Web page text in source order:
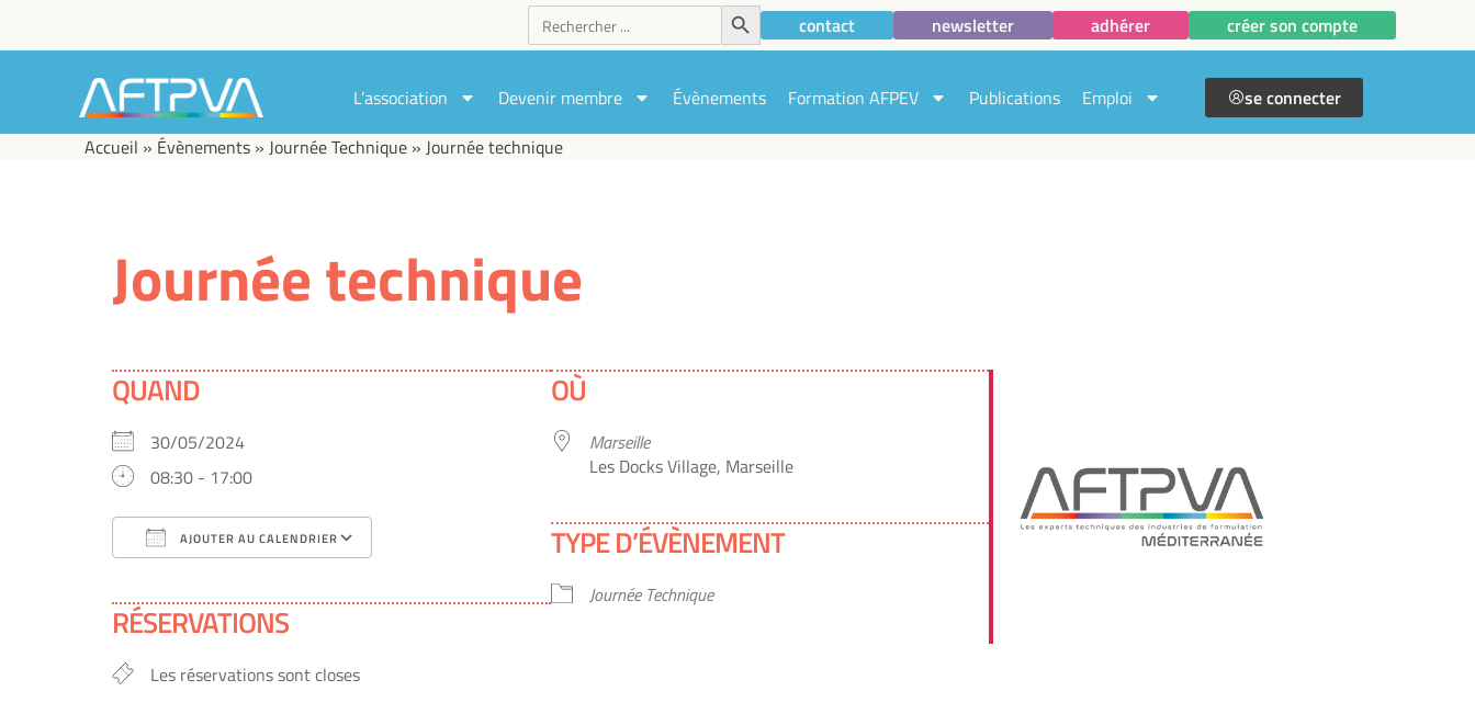
contact newsletter adhérer
Search
for: créer son compte
L’association Devenir membre Évènements Formation AFPEV Publications Emploi
se connecter
Accueil » Évènements » Journée Technique » Journée technique
Journée technique
QUAND
30/05/2024
08:30 - 17:00
AJOUTER AU CALENDRIER
RÉSERVATIONS
Les réservations sont closes
OÙ
Marseille
Les Docks Village, Marseille
TYPE D’ÉVÈNEMENT
Journée Technique